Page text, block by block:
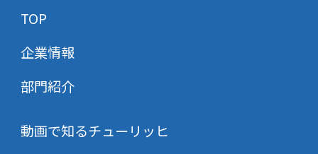
TOP
企業情報
部門紹介
動画で知るチューリッヒ